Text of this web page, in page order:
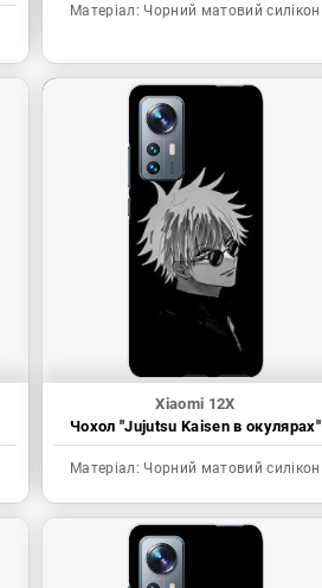
Матеріал: Чорний матовий силікон
Xiaomi 12X
Чохол "Jujutsu Kaisen в окулярах"
Матеріал: Чорний матовий силікон